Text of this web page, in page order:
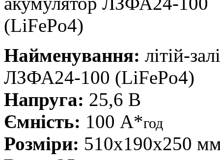
Найменування: літій-
ЛЗФА24-100 (LiFePo4)
Напруга: 25,6 В
Ємність: 100 А*год
Розміри: 510x190x250